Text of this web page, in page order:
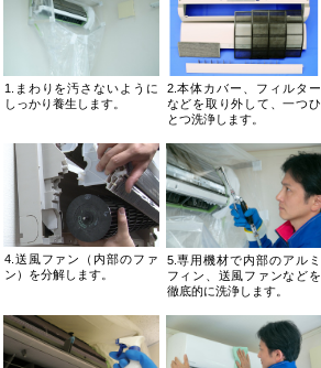
1.まわりを汚さないように
しっかり養生します。
2.本体カバー、フィルター
などを取り外して、一つひ
とつ洗浄します。
4.送風ファン（内部のファ
ン）を分解します。
5.専用機材で内部のアルミ
フィン、送風ファンなどを
徹底的に洗浄します。